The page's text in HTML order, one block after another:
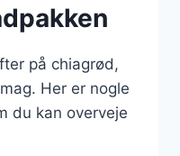
på chiagrød,
Her er nogle
du kan overveje